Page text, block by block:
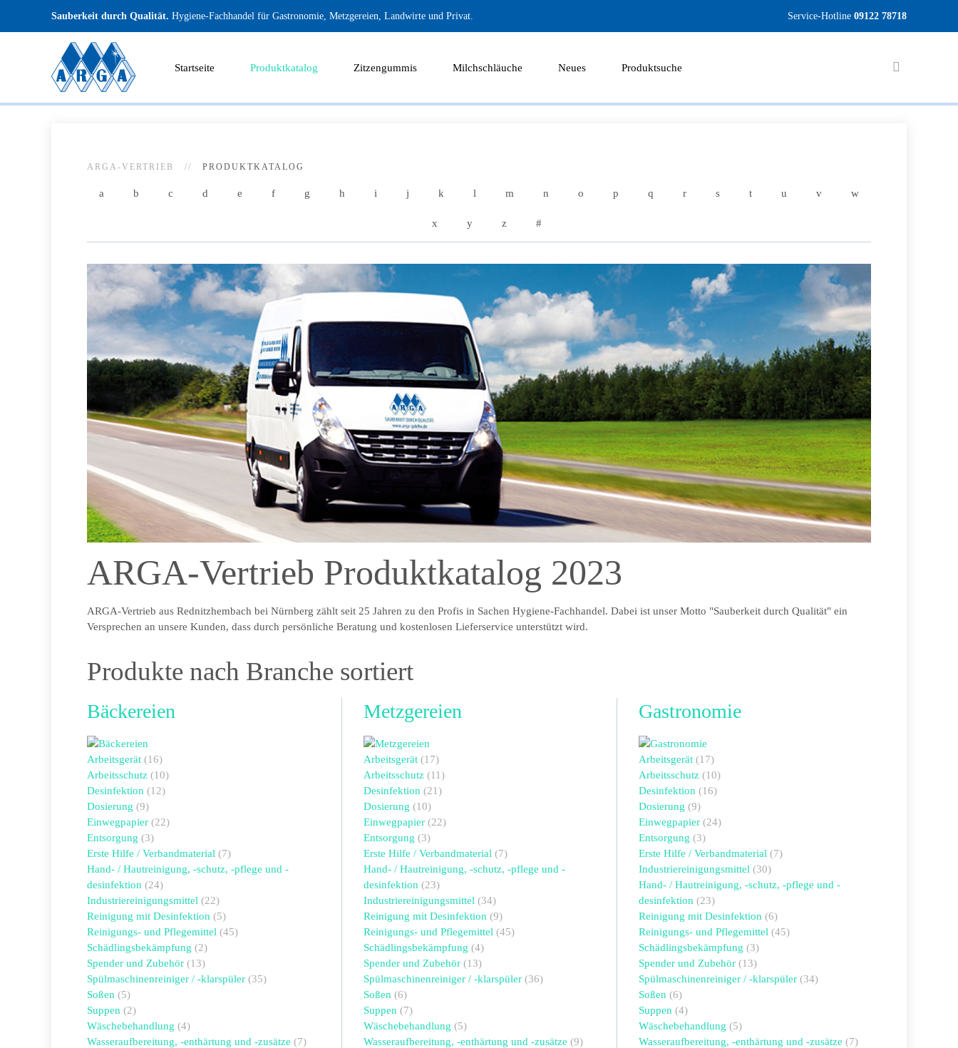
Sauberkeit durch Qualität. Hygiene-Fachhandel für Gastronomie, Metzgereien, Landwirte und Privat. Service-Hotline 09122 78718
Startseite Produktkatalog Zitzengummis Milchschläuche Neues Produktsuche
ARGA-VERTRIEB PRODUKTKATALOG
a b c d e f g h i j k l m n o p q r s t u v w
x y z #
ARGA-Vertrieb Produktkatalog 2023
ARGA-Vertrieb aus Rednitzhembach bei Nürnberg zählt seit 25 Jahren zu den Profis in Sachen Hygiene-Fachhandel. Dabei ist unser Motto "Sauberkeit durch Qualität" ein
Versprechen an unsere Kunden, dass durch persönliche Beratung und kostenlosen Lieferservice unterstützt wird.
Produkte nach Branche sortiert
Bäckereien
Arbeitsgerät (16)
Arbeitsschutz (10)
Desinfektion (12)
Dosierung (9)
Einwegpapier (22)
Entsorgung (3)
Erste Hilfe / Verbandmaterial (7)
Hand- / Hautreinigung, -schutz, -pflege und -
desinfektion (24)
Industriereinigungsmittel (22)
Reinigung mit Desinfektion (5)
Reinigungs- und Pflegemittel (45)
Schädlingsbekämpfung (2)
Spender und Zubehör (13)
Spülmaschinenreiniger / -klarspüler (35)
Soßen (5)
Suppen (2)
Wäschebehandlung (4)
Wasseraufbereitung, -enthärtung und -zusätze (7)
Metzgereien
Arbeitsgerät (17)
Arbeitsschutz (11)
Desinfektion (21)
Dosierung (10)
Einwegpapier (22)
Entsorgung (3)
Erste Hilfe / Verbandmaterial (7)
Hand- / Hautreinigung, -schutz, -pflege und -
desinfektion (23)
Industriereinigungsmittel (34)
Reinigung mit Desinfektion (9)
Reinigungs- und Pflegemittel (45)
Schädlingsbekämpfung (4)
Spender und Zubehör (13)
Spülmaschinenreiniger / -klarspüler (36)
Soßen (6)
Suppen (7)
Wäschebehandlung (5)
Wasseraufbereitung, -enthärtung und -zusätze (9)
Gastronomie
Arbeitsgerät (17)
Arbeitsschutz (10)
Desinfektion (16)
Dosierung (9)
Einwegpapier (24)
Entsorgung (3)
Erste Hilfe / Verbandmaterial (7)
Industriereinigungsmittel (30)
Hand- / Hautreinigung, -schutz, -pflege und -
desinfektion (23)
Reinigung mit Desinfektion (6)
Reinigungs- und Pflegemittel (45)
Schädlingsbekämpfung (3)
Spender und Zubehör (13)
Spülmaschinenreiniger / -klarspüler (34)
Soßen (6)
Suppen (4)
Wäschebehandlung (5)
Wasseraufbereitung, -enthärtung und -zusätze (7)